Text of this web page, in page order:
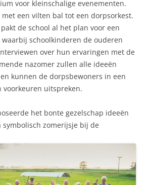
voor kleinschalige evenementen.
een vilten bal tot een dorpsorkest.
de school al het plan voor een
schoolkinderen de ouderen
over hun ervaringen met de
nazomer zullen alle ideeën
kunnen de dorpsbewoners in een
uitspreken.
het bonte gezelschap ideeën
zomerijsje bij de